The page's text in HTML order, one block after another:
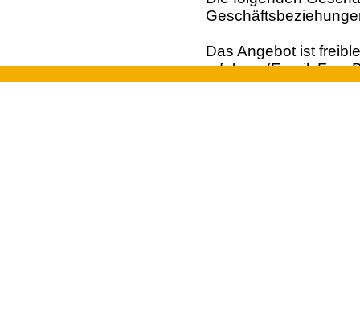
Das Angebot ist
erfolgen (Email; Fax;
Vertragsangebot. Die